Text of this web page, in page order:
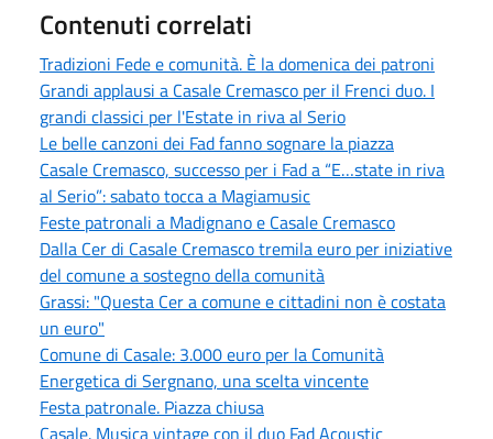
Contenuti correlati
Tradizioni Fede e comunità. È la domenica dei patroni
Grandi applausi a Casale Cremasco per il Frenci duo. I
grandi classici per l'Estate in riva al Serio
Le belle canzoni dei Fad fanno sognare la piazza
Casale Cremasco, successo per i Fad a “E…state in riva
al Serio”: sabato tocca a Magiamusic
Feste patronali a Madignano e Casale Cremasco
Dalla Cer di Casale Cremasco tremila euro per iniziative
del comune a sostegno della comunità
Grassi: "Questa Cer a comune e cittadini non è costata
un euro"
Comune di Casale: 3.000 euro per la Comunità
Energetica di Sergnano, una scelta vincente
Festa patronale. Piazza chiusa
Casale. Musica vintage con il duo Fad Acoustic